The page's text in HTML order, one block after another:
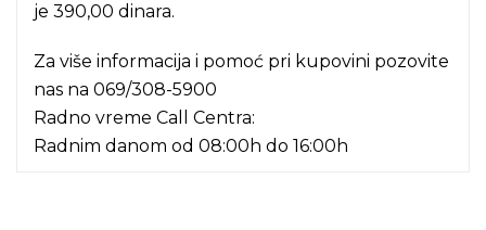
je 390,00 dinara.
Za više informacija i pomoć pri kupovini pozovite
nas na 069/308-5900
Radno vreme Call Centra:
Radnim danom od 08:00h do 16:00h